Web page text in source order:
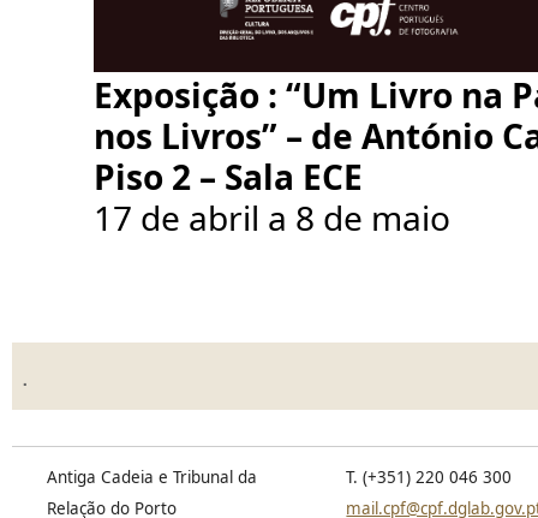
Exposição : “Um Livro na
nos Livros” – de António
Piso 2 – Sala ECE
17 de abril a 8 de maio
.
Antiga Cadeia e Tribunal da
Relação do Porto
T. (+351) 220 046 300